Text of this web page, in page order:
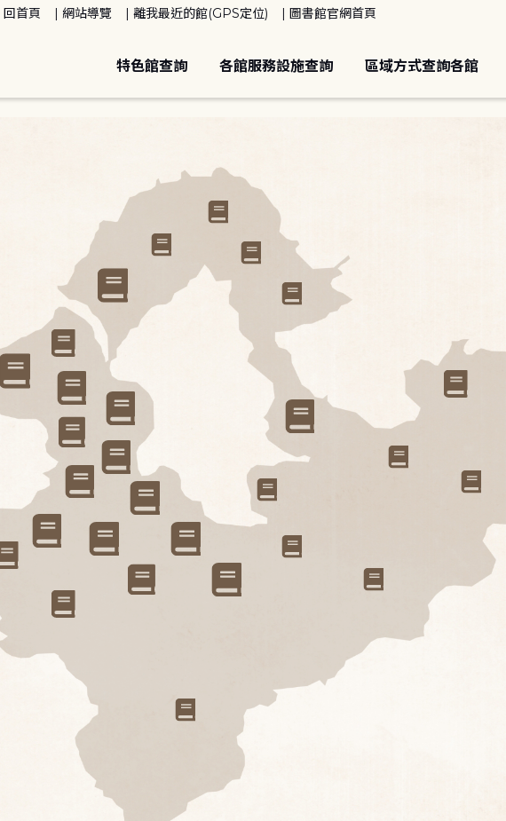
回首頁 網站導覽 離我最近的館(GPS定位) 圖書館官網首頁
特色館查詢 各館服務設施查詢 區域方式查詢各館